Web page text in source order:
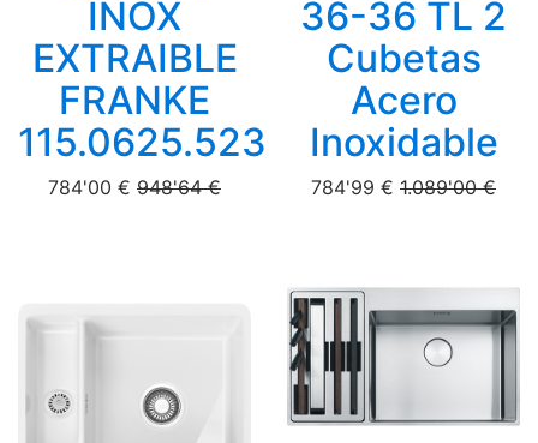
INOX
EXTRAIBLE
FRANKE
115.0625.523
784'00 € 948'64 €
36-36 TL 2
Cubetas
Acero
Inoxidable
784'99 € 1.089'00 €